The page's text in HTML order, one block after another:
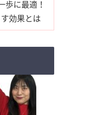
歩に最適！
効果とは